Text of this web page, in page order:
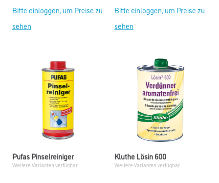
Bitte einloggen, um Preise zu
sehen
Bitte einloggen, um Preise zu
sehen
Pufas Pinselreiniger
Weitere Varianten verfügbar
Kluthe Lösin 600
Weitere Varianten verfügbar